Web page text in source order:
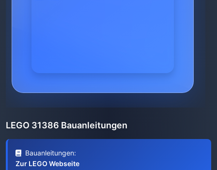
LEGO 31386 Bauanleitungen
Bauanleitungen:
Zur LEGO Webseite